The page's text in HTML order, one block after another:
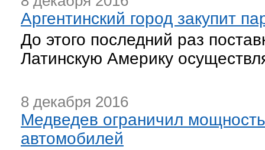
Аргентинский город закупит
До этого последний раз
Латинскую Америку
8 декабря 2016
Медведев ограничил
автомобилей